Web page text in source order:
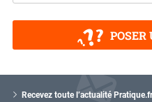
POSER
Recevez toute l’actualité
o